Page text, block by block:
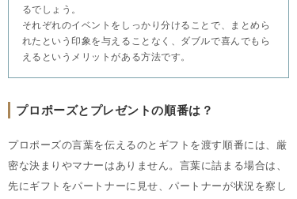
るでしょう。
それぞれのイベントをしっかり分けることで、まとめら
れたという印象を与えることなく、ダブルで喜んでもら
えるというメリットがある方法です。
プロポーズとプレゼントの順番は？
プロポーズの言葉を伝えるのとギフトを渡す順番には、厳
密な決まりやマナーはありません。言葉に詰まる場合は、
先にギフトをパートナーに見せ、パートナーが状況を察し